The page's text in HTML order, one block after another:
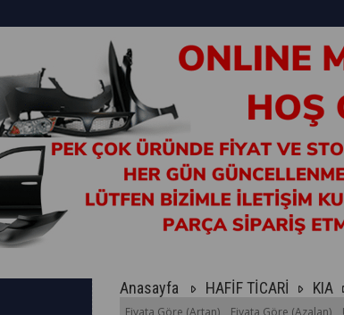
Anasayfa HAFİF TİCARİ KIA
Fiyata Göre (Artan) Fiyata Göre (Azalan)